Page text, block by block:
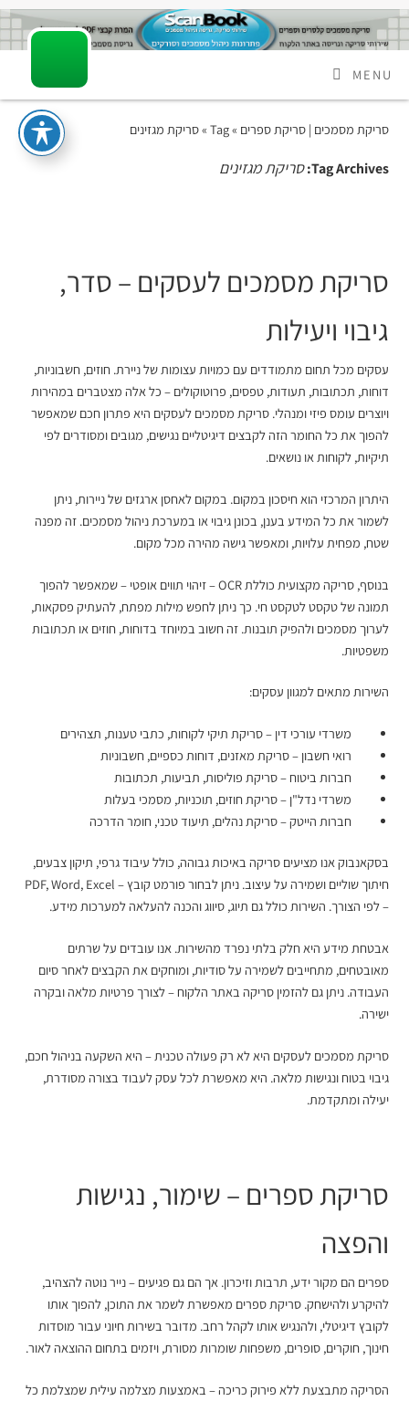
MENU
סריקת מסמכים | סריקת ספרים » Tag » סריקת מגזינים
Tag Archives: סריקת מגזינים
סריקת מסמכים לעסקים – סדר,
גיבוי ויעילות
עסקים מכל תחום מתמודדים עם כמויות עצומות של ניירת. חוזים, חשבוניות,
דוחות, תכתובות, תעודות, טפסים, פרוטוקולים – כל אלה מצטברים במהירות
ויוצרים עומס פיזי ומנהלי. סריקת מסמכים לעסקים היא פתרון חכם שמאפשר
להפוך את כל החומר הזה לקבצים דיגיטליים נגישים, מגובים ומסודרים לפי
תיקיות, לקוחות או נושאים.
היתרון המרכזי הוא חיסכון במקום. במקום לאחסן ארגזים של ניירות, ניתן
לשמור את כל המידע בענן, בכונן גיבוי או במערכת ניהול מסמכים. זה מפנה
שטח, מפחית עלויות, ומאפשר גישה מהירה מכל מקום.
בנוסף, סריקה מקצועית כוללת OCR – זיהוי תווים אופטי – שמאפשר להפוך
תמונה של טקסט לטקסט חי. כך ניתן לחפש מילות מפתח, להעתיק פסקאות,
לערוך מסמכים ולהפיק תובנות. זה חשוב במיוחד בדוחות, חוזים או תכתובות
משפטיות.
השירות מתאים למגוון עסקים:
משרדי עורכי דין – סריקת תיקי לקוחות, כתבי טענות, תצהירים
רואי חשבון – סריקת מאזנים, דוחות כספיים, חשבוניות
חברות ביטוח – סריקת פוליסות, תביעות, תכתובות
משרדי נדל"ן – סריקת חוזים, תוכניות, מסמכי בעלות
חברות הייטק – סריקת נהלים, תיעוד טכני, חומר הדרכה
בסקאנבוק אנו מציעים סריקה באיכות גבוהה, כולל עיבוד גרפי, תיקון צבעים,
חיתוך שוליים ושמירה על עיצוב. ניתן לבחור פורמט קובץ – PDF, Word, Excel
– לפי הצורך. השירות כולל גם תיוג, סיווג והכנה להעלאה למערכות מידע.
אבטחת מידע היא חלק בלתי נפרד מהשירות. אנו עובדים על שרתים
מאובטחים, מתחייבים לשמירה על סודיות, ומוחקים את הקבצים לאחר סיום
העבודה. ניתן גם להזמין סריקה באתר הלקוח – לצורך פרטיות מלאה ובקרה
ישירה.
סריקת מסמכים לעסקים היא לא רק פעולה טכנית – היא השקעה בניהול חכם,
גיבוי בטוח ונגישות מלאה. היא מאפשרת לכל עסק לעבוד בצורה מסודרת,
יעילה ומתקדמת.
סריקת ספרים – שימור, נגישות
והפצה
ספרים הם מקור ידע, תרבות וזיכרון. אך הם גם פגיעים – נייר נוטה להצהיב,
להיקרע ולהישחק. סריקת ספרים מאפשרת לשמר את התוכן, להפוך אותו
לקובץ דיגיטלי, ולהנגיש אותו לקהל רחב. מדובר בשירות חיוני עבור מוסדות
חינוך, חוקרים, סופרים, משפחות שומרות מסורת, ויזמים בתחום ההוצאה לאור.
הסריקה מתבצעת ללא פירוק כריכה – באמצעות מצלמה עילית שמצלמת כל